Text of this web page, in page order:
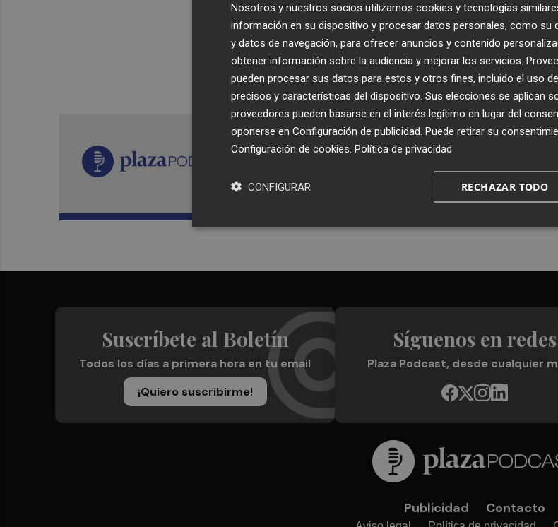
Recibe toda la actualidad
Plaza Podcast en tu correo
Suscríbete al Boletín
Todos los días a primera hora en tu email
¡Quiero suscribirme!
Síguenos en redes
Plaza Podcast, desde cualquier
Publicidad Contacto
Nosotros y nuestros socios utilizamos cookies y tecnologías
información en su dispositivo y procesar datos personales, como su
y datos de navegación, para ofrecer anuncios y contenido
obtener información sobre la audiencia y mejorar los servicios.
pueden procesar sus datos para estos y otros fines, incluido el uso
precisos y características del dispositivo. Sus elecciones se aplican
proveedores pueden basarse en el interés legítimo en lugar del
oponerse en Configuración de publicidad . Puede retirar su
Configuración de cookies Política de privacidad
RECHAZAR TODO
CONFIGURAR